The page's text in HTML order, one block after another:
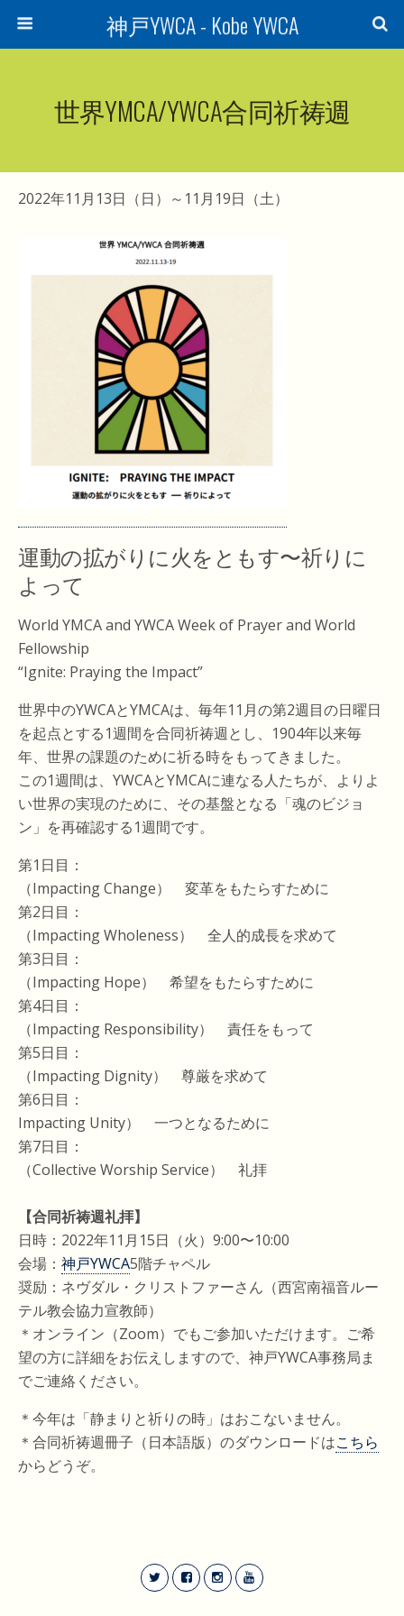
神戸YWCA - Kobe YWCA
世界YMCA/YWCA合同祈祷週
2022年11月13日（日）～11月19日（土）
運動の拡がりに火をともす〜祈りに
よって
World YMCA and YWCA Week of Prayer and World
Fellowship
“Ignite: Praying the Impact”
世界中のYWCAとYMCAは、毎年11月の第2週目の日曜日
を起点とする1週間を合同祈祷週とし、1904年以来毎
年、世界の課題のために祈る時をもってきました。
この1週間は、YWCAとYMCAに連なる人たちが、よりよ
い世界の実現のために、その基盤となる「魂のビジョ
ン」を再確認する1週間です。
第1日目：
（Impacting Change） 変革をもたらすために
第2日目：
（Impacting Wholeness） 全人的成長を求めて
第3日目：
（Impacting Hope） 希望をもたらすために
第4日目：
（Impacting Responsibility） 責任をもって
第5日目：
（Impacting Dignity） 尊厳を求めて
第6日目：
Impacting Unity） 一つとなるために
第7日目：
（Collective Worship Service） 礼拝
【合同祈祷週礼拝】
日時：2022年11月15日（火）9:00〜10:00
会場： 神戸YWCA5階チャペル
奨励：ネヴダル・クリストファーさん（西宮南福音ルー
テル教会協力宣教師）
＊オンライン（Zoom）でもご参加いただけます。ご希
望の方に詳細をお伝えしますので、神戸YWCA事務局ま
でご連絡ください。
＊今年は「静まりと祈りの時」はおこないません。
＊合同祈祷週冊子（日本語版）のダウンロードはこちら
からどうぞ。